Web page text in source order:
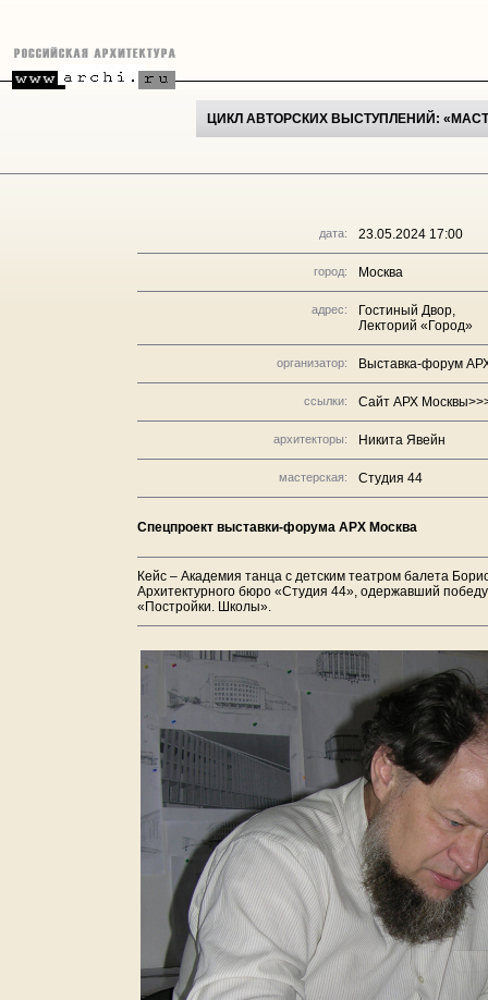
ЦИКЛ АВТОРСКИХ ВЫСТУПЛЕНИЙ:
дата: 23.05.2024 17:00
город: Москва
адрес:
Гостиный Двор,
Лекторий «Город»
организатор: Выставка-форум
ссылки: Сайт АРХ
архитекторы: Никита Явейн
мастерская: Студия 44
Спецпроект выставки-форума АРХ Москва
Кейс – Академия танца с детским театром балета
Архитектурного бюро «Студия 44», одержавший
«Постройки. Школы».